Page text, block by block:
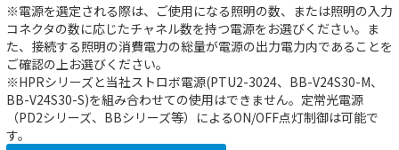
※電源を選定される際は、ご使用になる照明の数、または照明の入力
コネクタの数に応じたチャネル数を持つ電源をお選びください。ま
た、接続する照明の消費電力の総量が電源の出力電力内であることを
ご確認の上お選びください。
※HPRシリーズと当社ストロボ電源(PTU2-3024、BB-V24S30-M、
BB-V24S30-S)を組み合わせての使用はできません。定常光電源
（PD2シリーズ、BBシリーズ等）によるON/OFF点灯制御は可能で
す。